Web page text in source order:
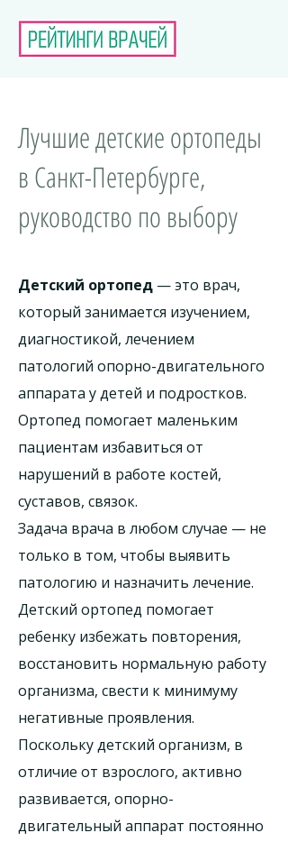
Лучшие детские ортопеды
в Санкт-Петербурге,
руководство по выбору
Детский ортопед — это врач,
который занимается изучением,
диагностикой, лечением
патологий опорно-двигательного
аппарата у детей и подростков.
Ортопед помогает маленьким
пациентам избавиться от
нарушений в работе костей,
суставов, связок.
Задача врача в любом случае — не
только в том, чтобы выявить
патологию и назначить лечение.
Детский ортопед помогает
ребенку избежать повторения,
восстановить нормальную работу
организма, свести к минимуму
негативные проявления.
Поскольку детский организм, в
отличие от взрослого, активно
развивается, опорно-
двигательный аппарат постоянно